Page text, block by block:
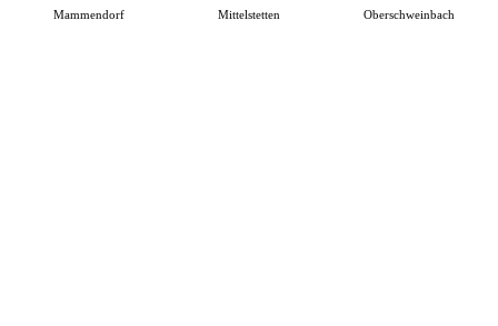
Mammendorf Mittelstetten Oberschweinbach